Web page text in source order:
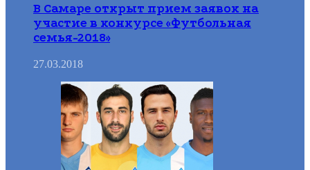
В Самаре открыт прием заявок на
участие в конкурсе «Футбольная
семья-2018»
27.03.2018